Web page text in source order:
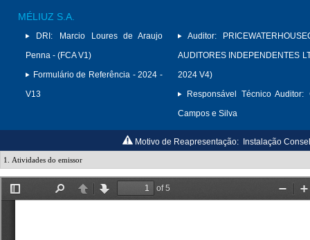
MÉLIUZ S.A.
DRI:
Marcio Loures de Araujo
Penna - (FCA V1)
Formulário de Referência - 2024 -
V13
Auditor:
AUDITORES INDEPENDENTES
2024 V4)
Responsável Técnico Auditor:
Campos e Silva
Motivo de Reapresentação: Instalação